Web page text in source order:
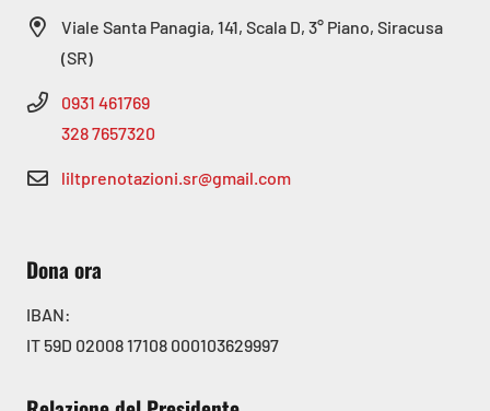
Viale Santa Panagia, 141, Scala D, 3° Piano, Siracusa
(SR)
0931 461769
328 7657320
liltprenotazioni.sr@gmail.com
Dona ora
IBAN:
IT 59D 02008 17108 000103629997